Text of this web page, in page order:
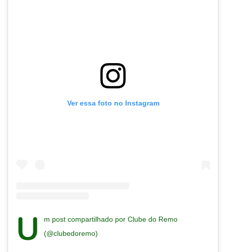
Ver essa foto no Instagram
Um post compartilhado por Clube do Remo
(@clubedoremo)